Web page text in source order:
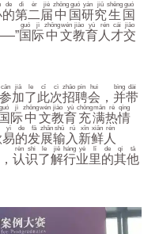
的
de
第
dì
二
èr
届
jiè
中
zhōng
国
guó
研
yán
究
jiū
生
shēng
国
guó
国
guó
际
jì
中
zhōng
文
wén
教
jiào
育
yù
人
rén
才
cái
交
jiāo
参
cān
加
jiā
了
le
此
cǐ
次
cì
招
zhāo
聘
pìn
会
huì
，并
bìng
带
dài
国
guó
际
jì
中
zhōng
文
wén
教
jiào
育
yù
充
chōng
满
mǎn
热
rè
情
qíng
易
yì
的
de
发
fā
展
zhǎn
输
shū
入
rù
新
xīn
鲜
xiān
人
rén
，认
rèn
识
shi
了
le
解
jiě
行
háng
业
yè
里
lǐ
的
de
其
qí
他
tā